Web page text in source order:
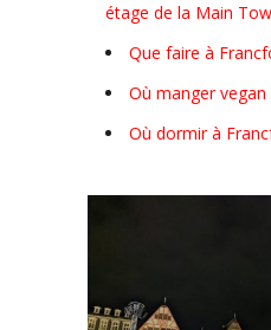
étage de la Main
Que faire à
Où manger
Où dormir à